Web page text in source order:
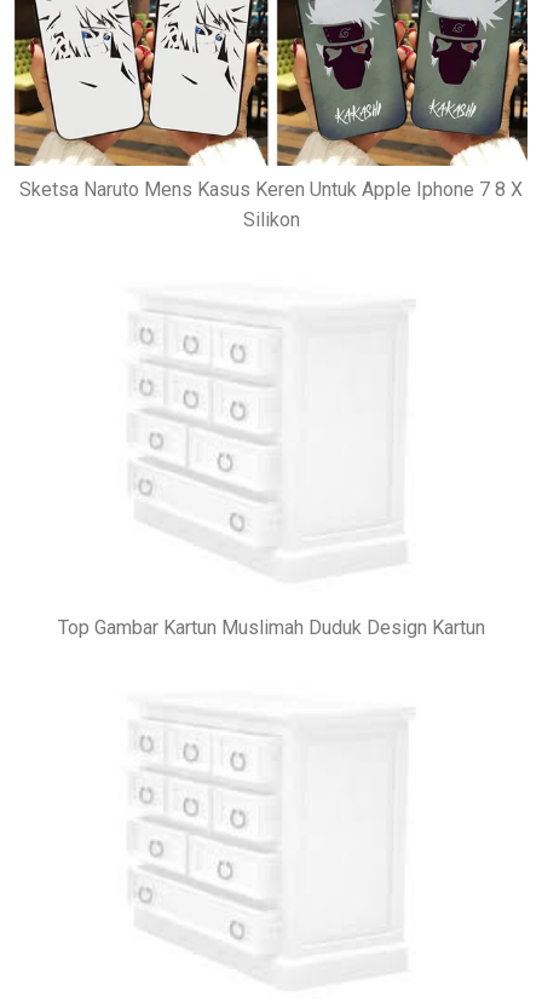
Sketsa Naruto Mens Kasus Keren Untuk Apple Iphone 7 8 X
Silikon
Top Gambar Kartun Muslimah Duduk Design Kartun